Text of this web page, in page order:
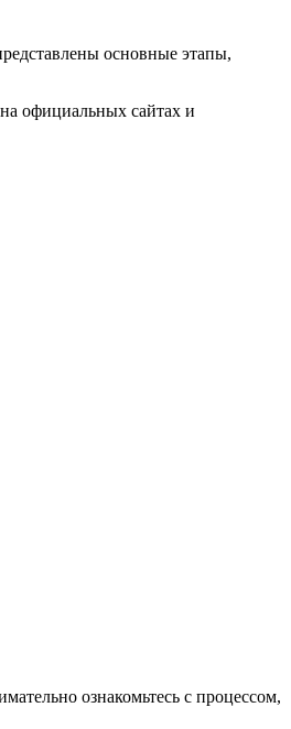
основные этапы,
официальных сайтах и
ознакомьтесь с процессом,